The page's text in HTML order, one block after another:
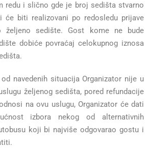
redu i slično gde je broj sedišta stvarno
će biti realizovani po redosledu prijave
željeno sedište. Gost kome ne bude
dobiće povraćaj celokupnog iznosa
navedenih situacija Organizator nije u
željenog sedišta, pored refundacije
na ovu uslugu, Organizator će dati
izbora nekog od alternativnih
koji bi najviše odgovarao gostu i